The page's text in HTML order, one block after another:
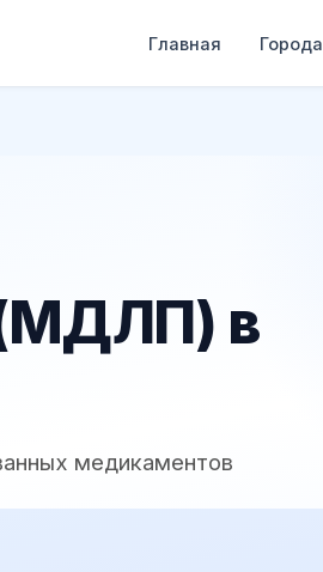
Главная Города
в
медикаментов